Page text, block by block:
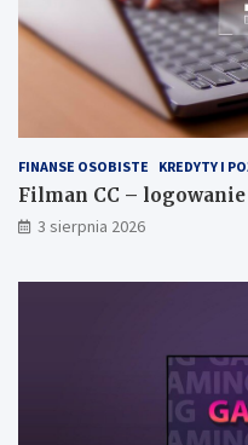
FINANSE OSOBISTE KREDYTY I
Filman CC –
3 sierpnia 2026